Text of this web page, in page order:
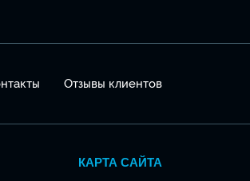
Отзывы клиентов
КАРТА САЙТА